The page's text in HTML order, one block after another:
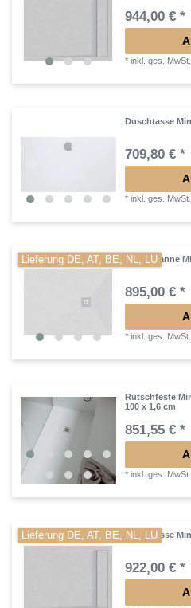
944,00 € *
*inkl. ges. MwSt.
Duschtasse
709,80 € *
*inkl. ges. MwSt.
Lieferung DE, AT, BE, NL, LU
Duschwanne
895,00 € *
*inkl. ges. MwSt.
Rutschfeste
100 x 1,6 cm
851,55 € *
*inkl. ges. MwSt.
Lieferung DE, AT, BE, NL, LU
Duschtasse
922,00 € *